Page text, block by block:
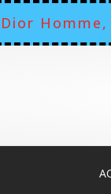
Dior